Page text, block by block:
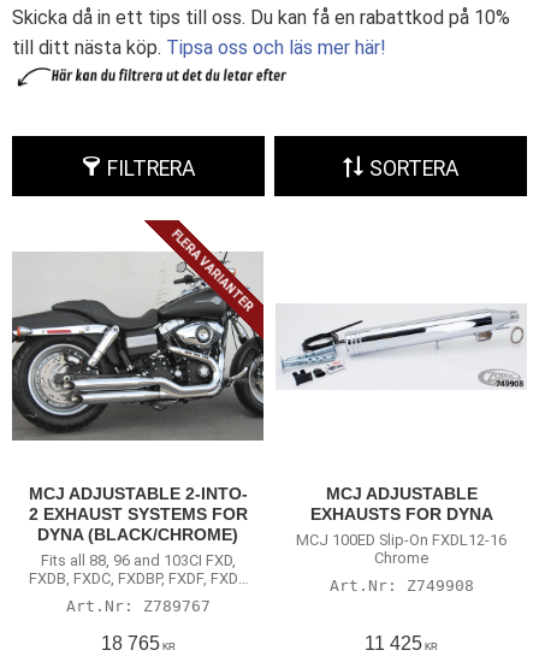
Skicka då in ett tips till oss. Du kan få en rabattkod på 10%
till ditt nästa köp. Tipsa oss och läs mer här!
FILTRERA SORTERA
MCJ ADJUSTABLE 2-INTO-
2 EXHAUST SYSTEMS FOR
DYNA (BLACK/CHROME)
Fits all 88, 96 and 103CI FXD,
FXDB, FXDC, FXDBP, FXDF, FXDL
& FXDWG DYNA 2006-2016
Z789767
18 765KR
FLERA VARIANTER
MCJ ADJUSTABLE
EXHAUSTS FOR DYNA
MCJ 100ED Slip-On FXDL12-16
Chrome
Z749908
11 425 KR